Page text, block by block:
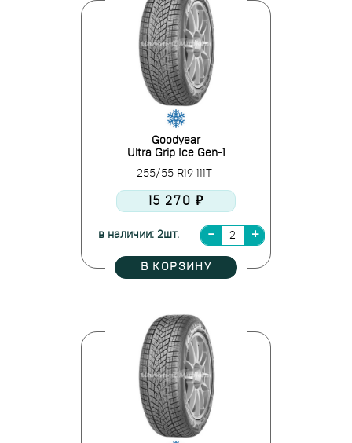
Goodyear
Ultra Grip Ice Gen-1
255/55 R19 111T
15 270 ₽
в наличии: 2шт.
В КОРЗИНУ